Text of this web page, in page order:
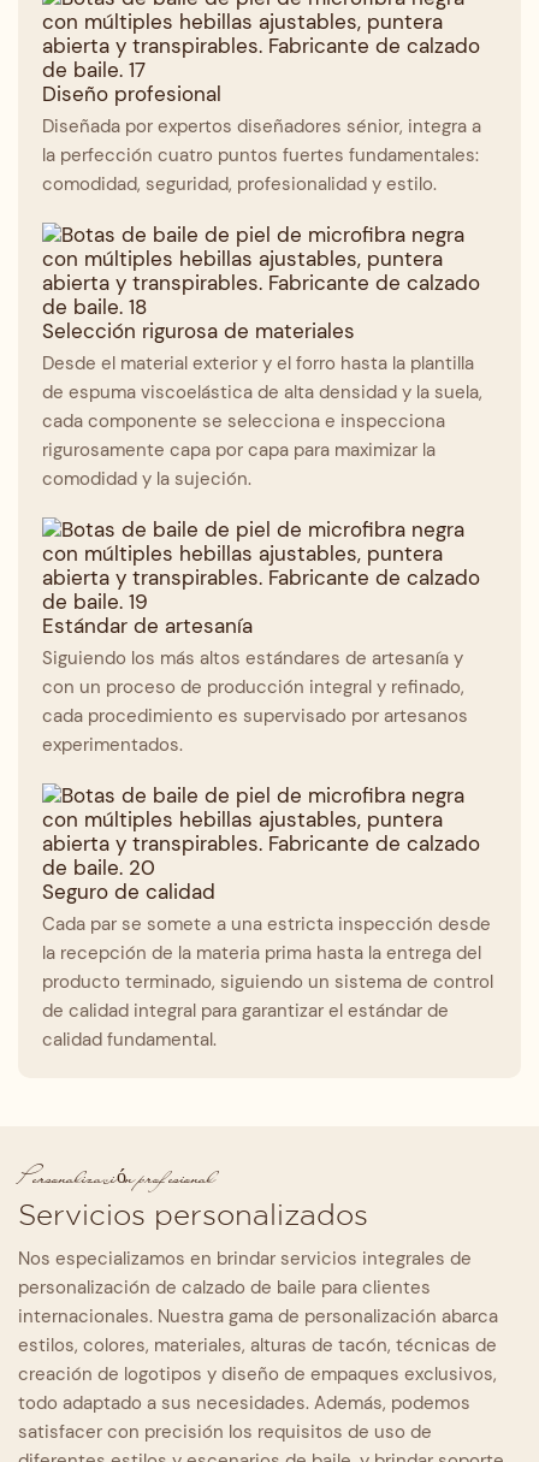
Diseño profesional
Diseñada por expertos diseñadores sénior, integra a
la perfección cuatro puntos fuertes fundamentales:
comodidad, seguridad, profesionalidad y estilo.
Selección rigurosa de materiales
Desde el material exterior y el forro hasta la plantilla
de espuma viscoelástica de alta densidad y la suela,
cada componente se selecciona e inspecciona
rigurosamente capa por capa para maximizar la
comodidad y la sujeción.
Estándar de artesanía
Siguiendo los más altos estándares de artesanía y
con un proceso de producción integral y refinado,
cada procedimiento es supervisado por artesanos
experimentados.
Seguro de calidad
Cada par se somete a una estricta inspección desde
la recepción de la materia prima hasta la entrega del
producto terminado, siguiendo un sistema de control
de calidad integral para garantizar el estándar de
calidad fundamental.
Personalización profesional
Servicios personalizados
Nos especializamos en brindar servicios integrales de
personalización de calzado de baile para clientes
internacionales. Nuestra gama de personalización abarca
estilos, colores, materiales, alturas de tacón, técnicas de
creación de logotipos y diseño de empaques exclusivos,
todo adaptado a sus necesidades. Además, podemos
satisfacer con precisión los requisitos de uso de